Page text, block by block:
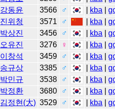
강동윤 3566 ♂ kba |
진위청 3571 ♂ kba |
박상진 3456 ♂ kba |
오유진 3276 ♀ kba |
이창석 3459 ♂ kba |
송규상 3385 ♂ kba |
박민규 3538 ♂ kba |
박정환 3680 ♂ kba |
김정현(大) 3529 ♂ kba |